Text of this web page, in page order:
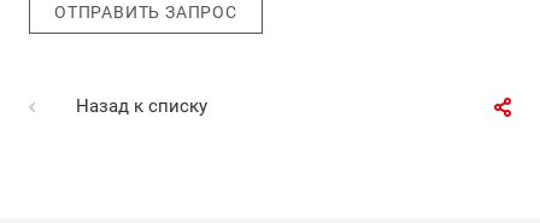
ОТПРАВИТЬ ЗАПРОС
Назад к списку